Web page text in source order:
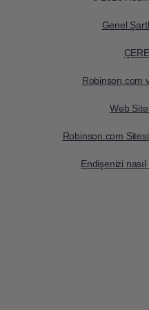
Genel
Robinson.com
Web
Robinson.com
Endişenizi